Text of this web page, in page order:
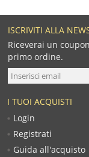
ISCRIVITI ALLA
Riceverai un
primo ordine.
I TUOI ACQUISTI
Login
Registrati
Guida all'acquisto